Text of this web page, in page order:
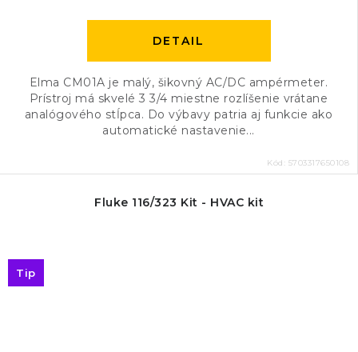
DETAIL
Elma CM01A je malý, šikovný AC/DC ampérmeter.
Prístroj má skvelé 3 3/4 miestne rozlíšenie vrátane
analógového stĺpca. Do výbavy patria aj funkcie ako
automatické nastavenie...
Kód: 5703317650108
Fluke 116/323 Kit - HVAC kit
Tip